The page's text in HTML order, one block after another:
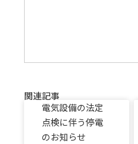
関連記事
電気設備の法定
点検に伴う停電
のお知らせ